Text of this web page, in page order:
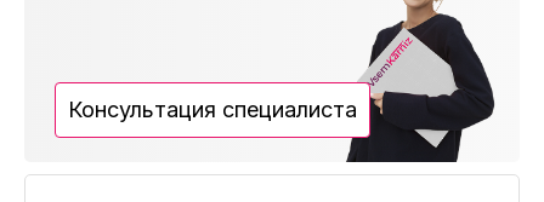
Консультация специалиста